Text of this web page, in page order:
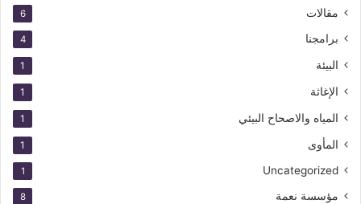
مقالات 6
برامجنا 4
البيئة 1
الإغاثة 1
المياه والاصحاح البيئي 1
المأوى 1
Uncategorized
1
مؤسسة نعمة 8